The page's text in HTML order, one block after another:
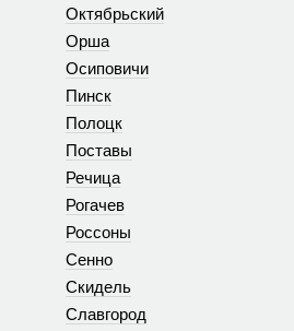
Октябрьский
Орша
Осиповичи
Пинск
Полоцк
Поставы
Речица
Рогачев
Россоны
Сенно
Скидель
Славгород